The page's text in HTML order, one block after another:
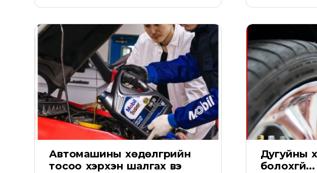
Автомашины хөдөлгүүрийн
тосоо хэрхэн шалгах вэ
Дугуйны
болохгүй...